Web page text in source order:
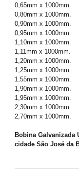
0,65mm x 1000mm.
0,80mm x 1000mm.
0,90mm x 1000mm.
0,95mm x 1000mm.
1,10mm x 1000mm.
1,11mm x 1000mm.
1,20mm x 1000mm.
1,25mm x 1000mm.
1,55mm x 1000mm.
1,90mm x 1000mm.
1,95mm x 1000mm.
2,30mm x 1000mm.
2,70mm x 1000mm.
Bobina
cidade São José da